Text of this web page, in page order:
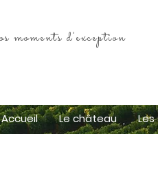
moments d'exception
Accueil Le château